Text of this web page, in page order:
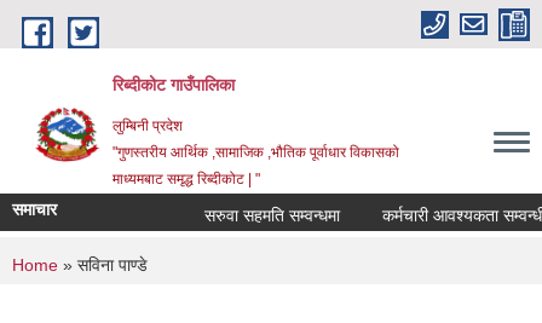
Skip to main content
रिब्दीकोट गाउँपालिका
लुम्बिनी प्रदेश
"गुणस्तरीय आर्थिक ,सामाजिक ,भौतिक पूर्वाधार विकासको
माध्यमबाट समृद्ध रिब्दीकोट | "
समाचार सरुवा सहमति सम्वन्धमा कर्मचारी आवश्यकता सम्वन्धी
You are here
Home » सविना पाण्डे